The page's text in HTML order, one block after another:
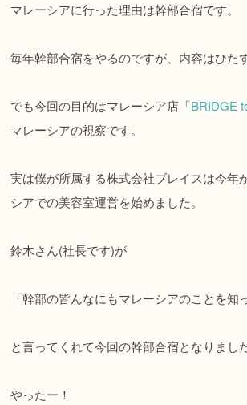
マレーシアに行った理由は幹部合宿です。
毎年幹部合宿をやるのですが、内容はひた
でも今回の目的はマレーシア店「BRIDGE
マレーシアの視察です。
実は僕が所属する株式会社ブレイスは今年
シアでの美容室運営を始めました。
鈴木さん(社長です)が
「幹部の皆んなにもマレーシアのことを知
と言ってくれて今回の幹部合宿となりました
やったー！